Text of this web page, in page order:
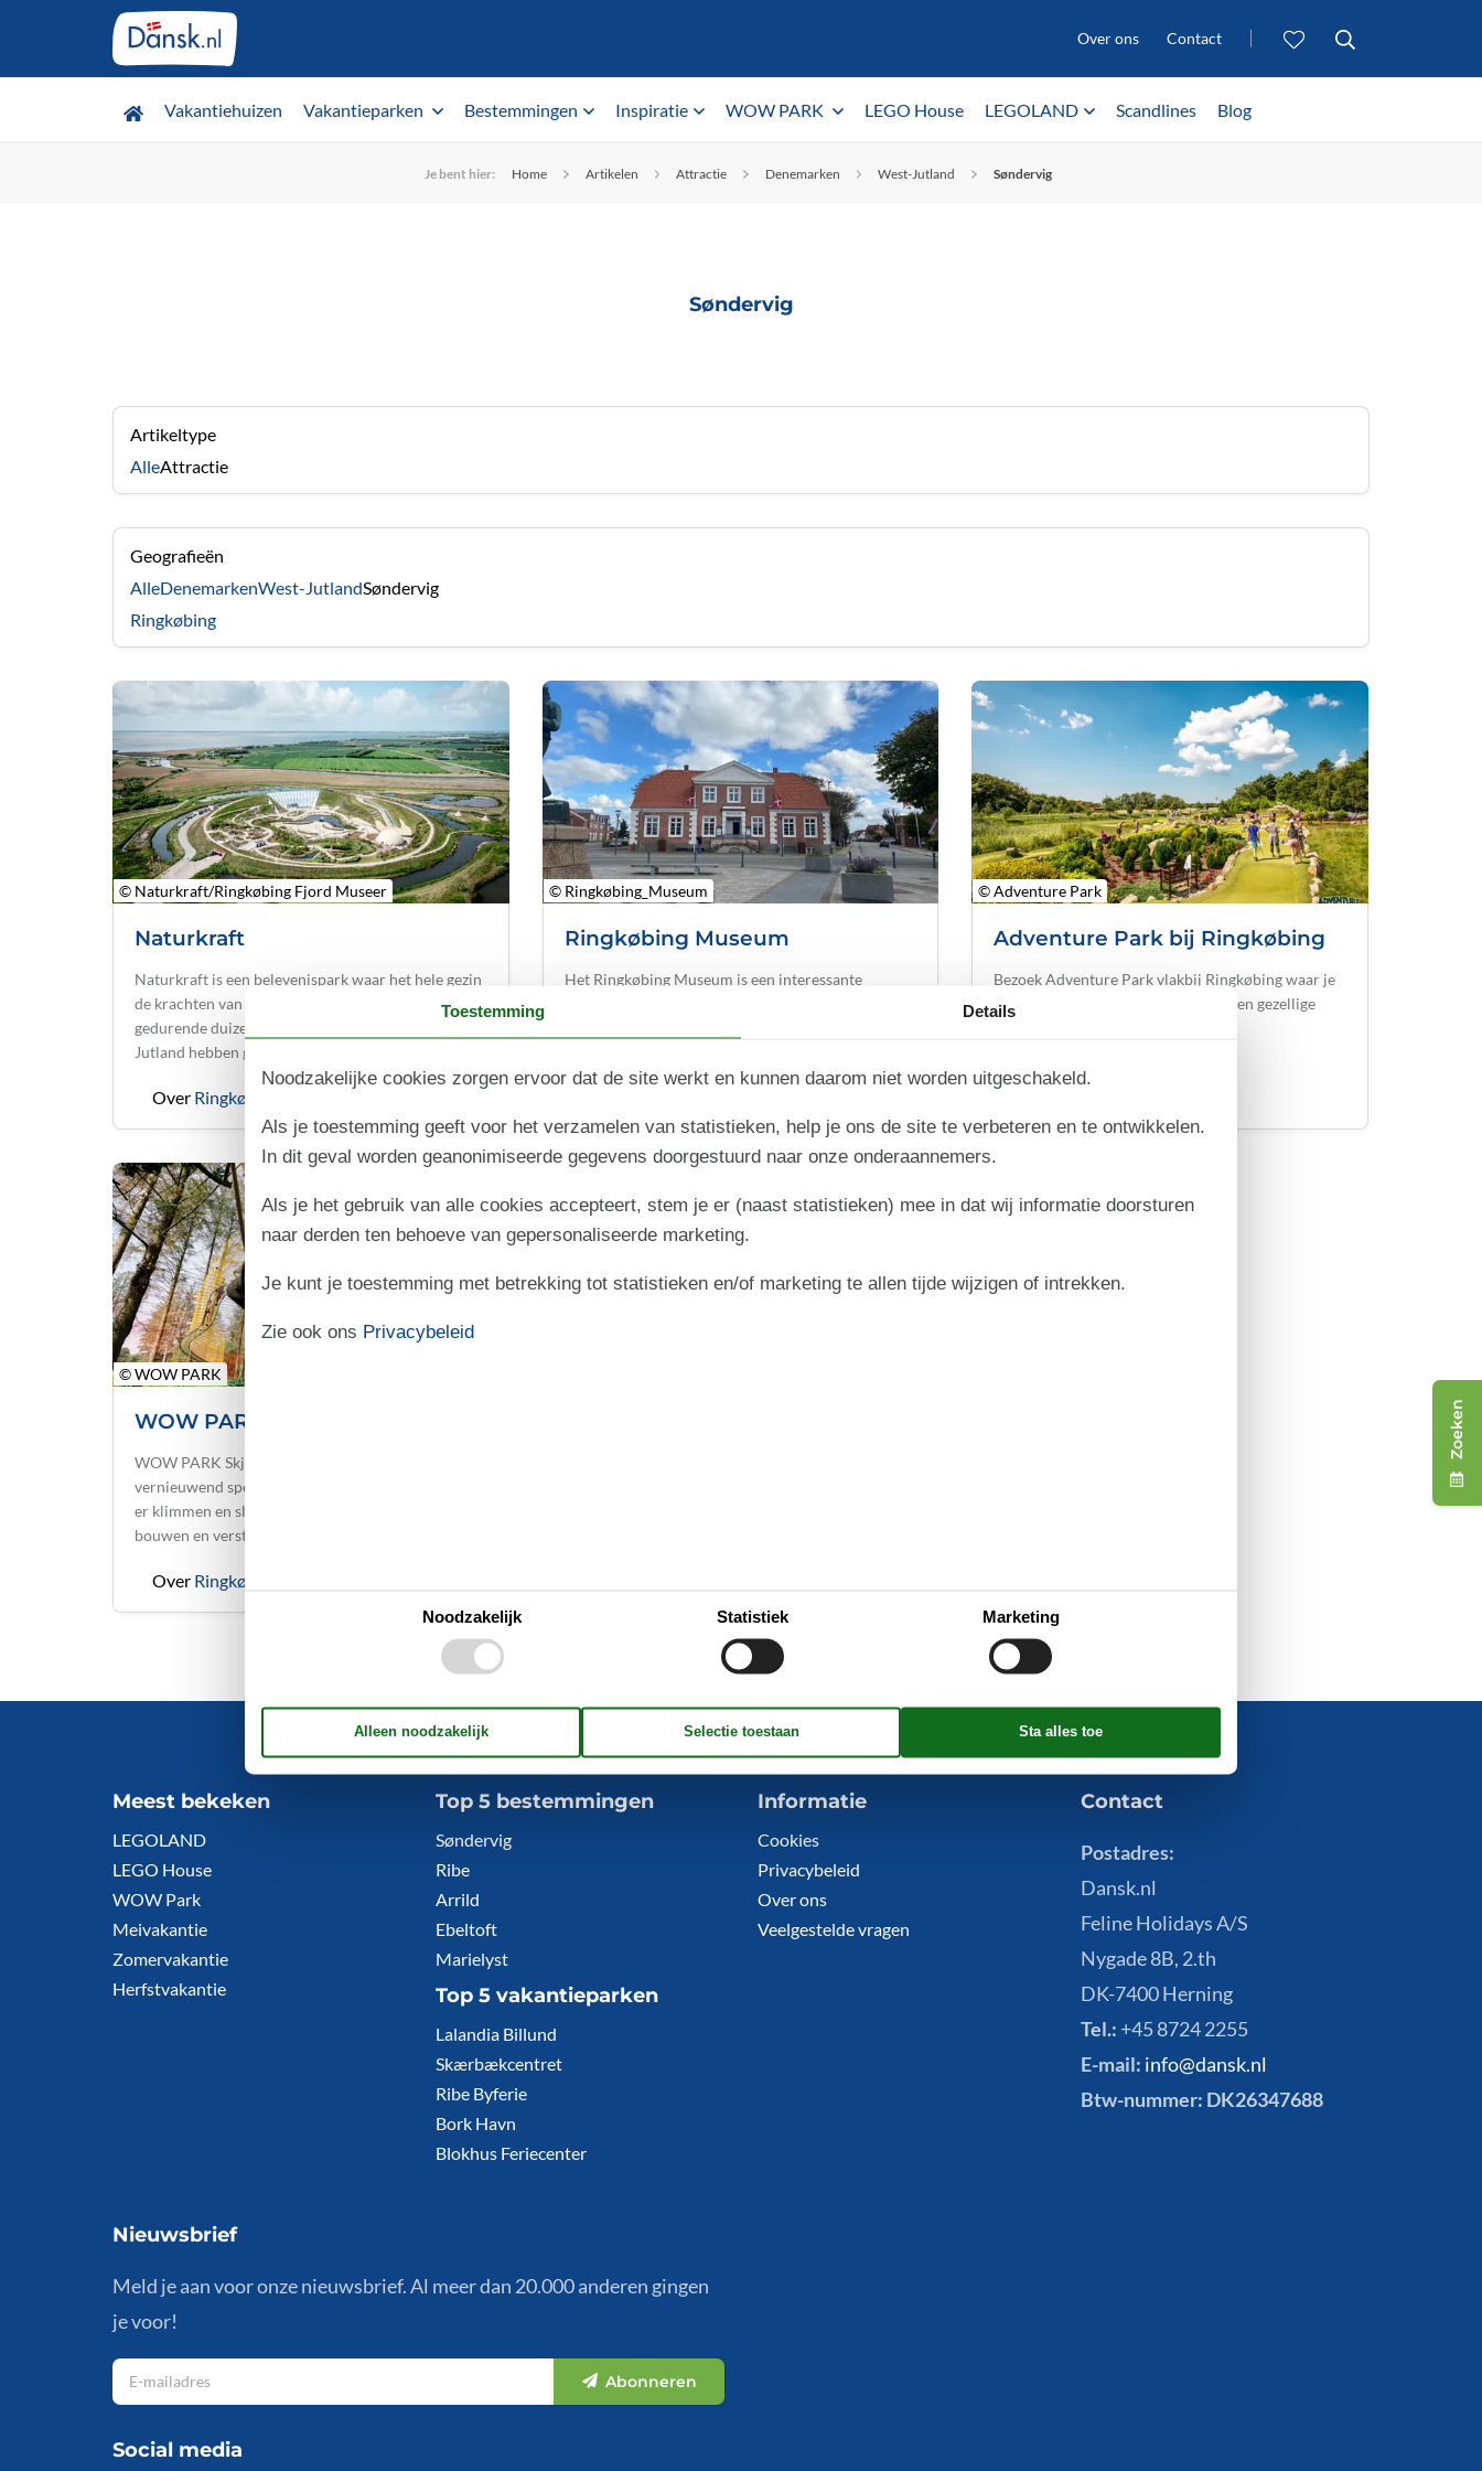
Over ons Contact
Vakantiehuizen Vakantieparken Bestemmingen Inspiratie WOW PARK LEGO House LEGOLAND Scandlines Blog
Je bent hier: Home Artikelen Attractie Denemarken West-Jutland Søndervig
Søndervig
Artikeltype
AlleAttractie
Geografieën
AlleDenemarkenWest-JutlandSøndervig
Ringkøbing
© Naturkraft/Ringkøbing Fjord Museer
Naturkraft
Naturkraft is een belevenispark waar het hele gezin
de krachten van de natuur kan ontdekken, die
gedurende duizenden jaren het leven in West-
Jutland hebben gevormd – en dat nog …
Over Ringkøbing
© Ringkøbing_Museum
Ringkøbing Museum
Het Ringkøbing Museum is een interessante
© Adventure Park
Adventure Park bij Ringkøbing
Bezoek Adventure Park vlakbij Ringkøbing waar je
leuke en uitdagende activiteiten in een gezellige
© WOW PARK
WOW PARK Skjern
WOW PARK Skjern heeft een verrassend en
vernieuwend speelterrein voor je in petto. Je kunt
er klimmen en slingeren tussen de bomen, hutten
bouwen en verstoppertje spelen in de …
Over Ringkøbing
Zoeken
Meest bekeken
LEGOLAND
LEGO House
WOW Park
Meivakantie
Zomervakantie
Herfstvakantie
Top 5 bestemmingen
Søndervig
Ribe
Arrild
Ebeltoft
Marielyst
Top 5 vakantieparken
Lalandia Billund
Skærbækcentret
Ribe Byferie
Bork Havn
Blokhus Feriecenter
Informatie
Cookies
Privacybeleid
Over ons
Veelgestelde vragen
Contact
Postadres:
Dansk.nl
Feline Holidays A/S
Nygade 8B, 2.th
DK-7400 Herning
Tel.: +45 8724 2255
E-mail: info@dansk.nl
Btw-nummer: DK26347688
Nieuwsbrief
Meld je aan voor onze nieuwsbrief. Al meer dan 20.000 anderen gingen
je voor!
Abonneren
Social media
Toestemming Details
Noodzakelijke cookies zorgen ervoor dat de site werkt en kunnen daarom niet worden uitgeschakeld.
Als je toestemming geeft voor het verzamelen van statistieken, help je ons de site te verbeteren en te ontwikkelen.
In dit geval worden geanonimiseerde gegevens doorgestuurd naar onze onderaannemers.
Als je het gebruik van alle cookies accepteert, stem je er (naast statistieken) mee in dat wij informatie doorsturen
naar derden ten behoeve van gepersonaliseerde marketing.
Je kunt je toestemming met betrekking tot statistieken en/of marketing te allen tijde wijzigen of intrekken.
Zie ook ons Privacybeleid
Noodzakelijk Statistiek Marketing